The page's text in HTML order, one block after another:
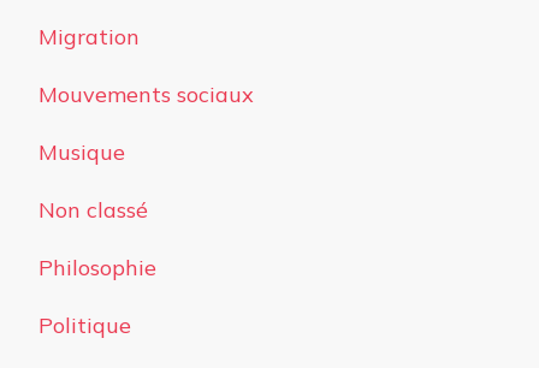
Migration
Mouvements sociaux
Musique
Non classé
Philosophie
Politique